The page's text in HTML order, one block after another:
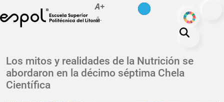
Pasar al contenido principal
A+
A-
ODS
La ESPOL
Educación
Vida politécnica
Los mitos y realidades de la Nutrición se
abordaron en la décimo séptima Chela
Científica